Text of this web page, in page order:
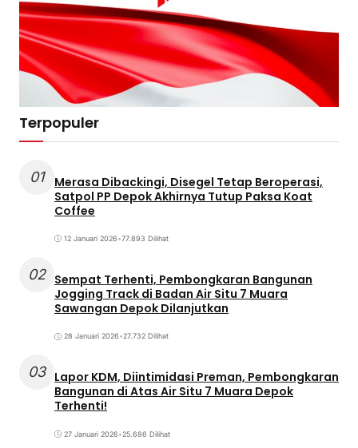
Terpopuler
01
Merasa Dibackingi, Disegel Tetap Beroperasi,
Satpol PP Depok Akhirnya Tutup Paksa Koat
Coffee
12 Januari 2026•77.893 Dilihat
02 Sempat Terhenti, Pembongkaran Bangunan
Jogging Track di Badan Air Situ 7 Muara
Sawangan Depok Dilanjutkan
28 Januari 2026•27.732 Dilihat
03 Lapor KDM, Diintimidasi Preman, Pembongkaran
Bangunan di Atas Air Situ 7 Muara Depok
Terhenti!
27 Januari 2026•25.686 Dilihat